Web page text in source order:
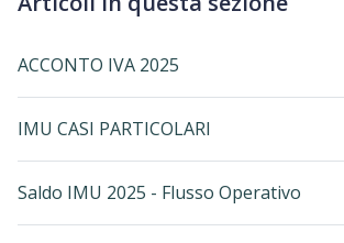
ACCONTO IVA 2025
IMU CASI PARTICOLARI
Saldo IMU 2025 - Flusso Operativo